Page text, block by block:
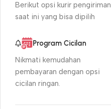
Berikut opsi kurir pengiriman
saat ini yang bisa dipilih
Program Cicilan
Nikmati kemudahan
pembayaran dengan opsi
cicilan ringan.